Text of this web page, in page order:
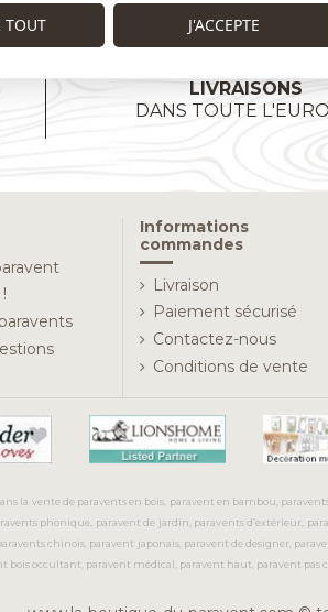
LIVRAISONS
DANS TOUTE
Informations
commandes
Livraison
Paiement sécurisé
Contactez-nous
Conditions de vente
TOUT J'ACCEPTE
la vente de paravents en bois, paravent en bambou,
phonique, paravent de jardin, paravents d’extérieur,
chinois, paravent japonais, paravent de designer,
bois occultant, paravent médical, paravent haut, paravent